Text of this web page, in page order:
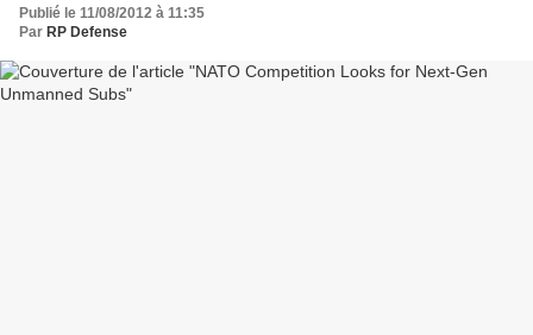
Publié le 11/08/2012 à 11:35
Par RP Defense